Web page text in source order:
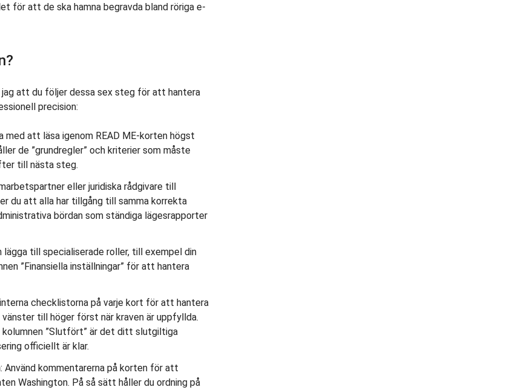
för att de ska hamna begravda bland röriga e-
att du följer dessa sex steg för att hantera
precision:
med att läsa igenom READ ME-korten högst
de ”grundregler” och kriterier som måste
till nästa steg.
eller juridiska rådgivare till
du att alla har tillgång till samma korrekta
bördan som ständiga lägesrapporter
lägga till specialiserade roller, till exempel din
”Finansiella inställningar” för att hantera
checklistorna på varje kort för att hantera
till höger först när kraven är uppfyllda.
”Slutfört” är det ditt slutgiltiga
officiellt är klar.
: Använd kommentarerna på korten för att
Washington. På så sätt håller du ordning på